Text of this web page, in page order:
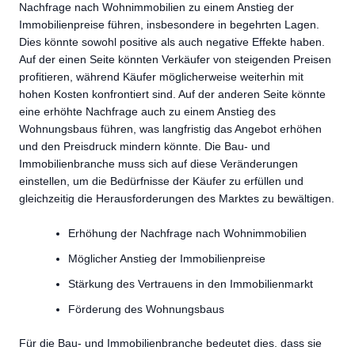
Nachfrage nach Wohnimmobilien zu einem Anstieg der
Immobilienpreise führen, insbesondere in begehrten Lagen.
Dies könnte sowohl positive als auch negative Effekte haben.
Auf der einen Seite könnten Verkäufer von steigenden Preisen
profitieren, während Käufer möglicherweise weiterhin mit
hohen Kosten konfrontiert sind. Auf der anderen Seite könnte
eine erhöhte Nachfrage auch zu einem Anstieg des
Wohnungsbaus führen, was langfristig das Angebot erhöhen
und den Preisdruck mindern könnte. Die Bau- und
Immobilienbranche muss sich auf diese Veränderungen
einstellen, um die Bedürfnisse der Käufer zu erfüllen und
gleichzeitig die Herausforderungen des Marktes zu bewältigen.
Erhöhung der Nachfrage nach Wohnimmobilien
Möglicher Anstieg der Immobilienpreise
Stärkung des Vertrauens in den Immobilienmarkt
Förderung des Wohnungsbaus
Für die Bau- und Immobilienbranche bedeutet dies, dass sie